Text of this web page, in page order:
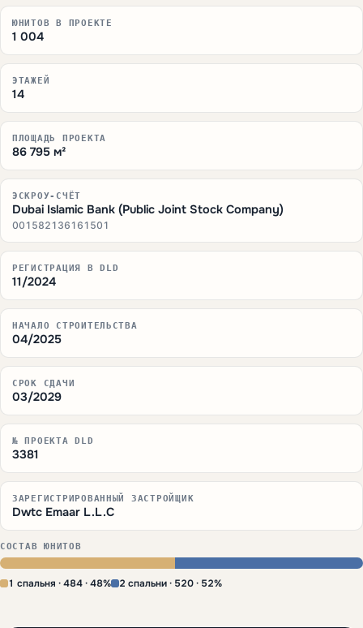
ЮНИТОВ В ПРОЕКТЕ
1 004
ЭТАЖЕЙ
14
ПЛОЩАДЬ ПРОЕКТА
86 795 м²
ЭСКРОУ-СЧЁТ
Dubai Islamic Bank (Public Joint Stock Company)
001582136161501
РЕГИСТРАЦИЯ В DLD
11/2024
НАЧАЛО СТРОИТЕЛЬСТВА
04/2025
СРОК СДАЧИ
03/2029
№ ПРОЕКТА DLD
3381
ЗАРЕГИСТРИРОВАННЫЙ ЗАСТРОЙЩИК
Dwtc Emaar L.L.C
СОСТАВ ЮНИТОВ
1 спальня · 484 · 48% 2 спальни · 520 · 52%